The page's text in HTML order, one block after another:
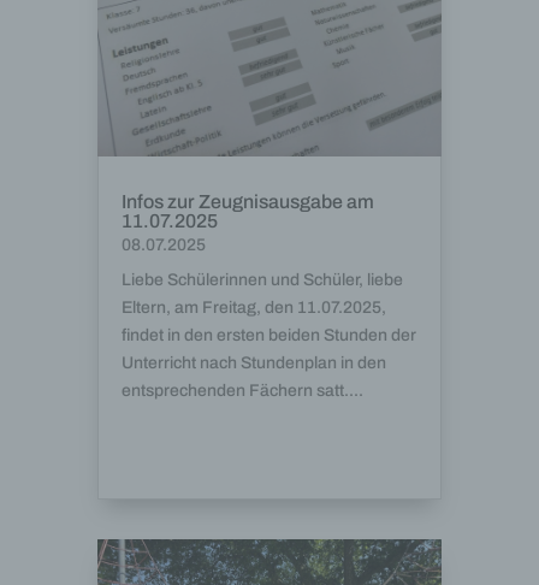
Infos zur Zeugnisausgabe am
11.07.2025
08.07.2025
Liebe Schülerinnen und Schüler, liebe
Eltern, am Freitag, den 11.07.2025,
findet in den ersten beiden Stunden der
Unterricht nach Stundenplan in den
entsprechenden Fächern satt....